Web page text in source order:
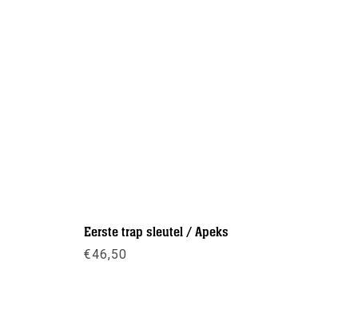
Eerste trap sleutel / Apeks
€46,50